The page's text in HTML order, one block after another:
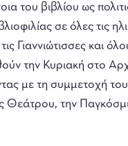
του βιβλίου ως
σε όλες τις
Γιαννιώτισσες και
την Κυριακή στο
με τη συμμετοχή
Θεάτρου, την